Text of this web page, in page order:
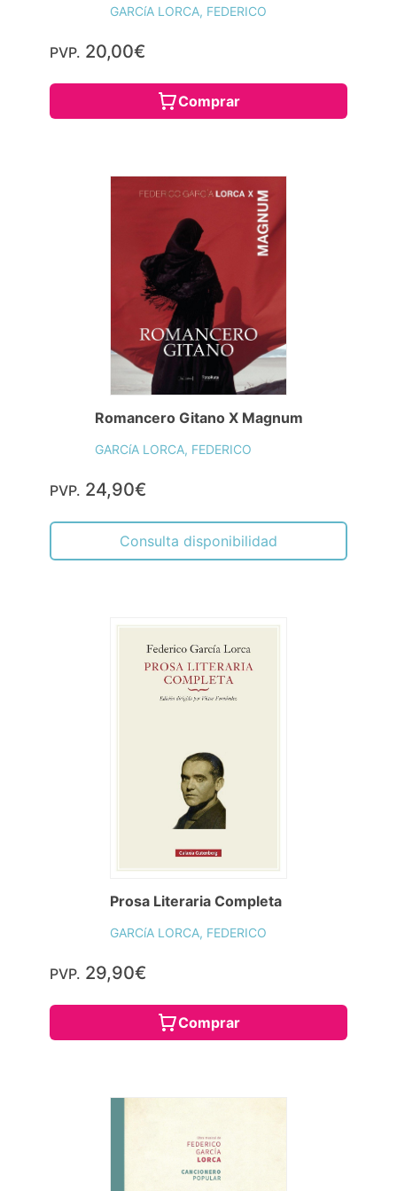
GARCíA LORCA, FEDERICO
PVP. 20,00€
Comprar
Romancero Gitano X Magnum
GARCíA LORCA, FEDERICO
PVP. 24,90€
Consulta disponibilidad
Prosa Literaria Completa
GARCíA LORCA, FEDERICO
PVP. 29,90€
Comprar